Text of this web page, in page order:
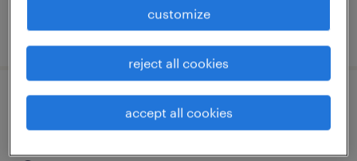
posted 15 may 2026
《三重県四日市》次世代デバイス向け樹脂
材料の開発・設計
customize
reject all cookies
accept all cookies